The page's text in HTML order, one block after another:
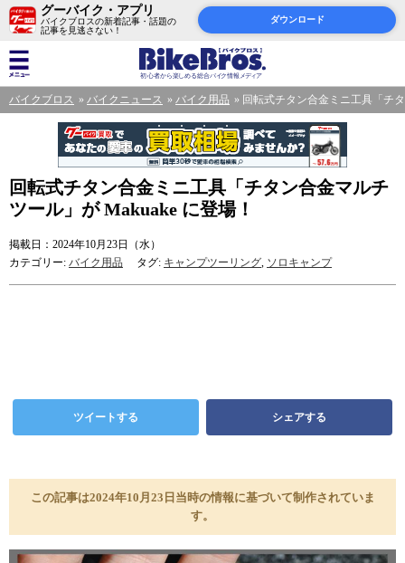
グーバイク・アプリ
バイクブロスの新着記事・話題の
記事を見逃さない！
ダウンロード
バイクブロス バイクニュース バイク用品 回転式チタン合金ミニ工具「チ
回転式チタン合金ミニ工具「チタン合金マルチ
ツール」が Makuake に登場！
掲載日：2024年10月23日（水）
カテゴリー: バイク用品 タグ: キャンプツーリング, ソロキャンプ
ツイートする シェアする
この記事は2024年10月23日当時の情報に基づいて制作されていま
す。